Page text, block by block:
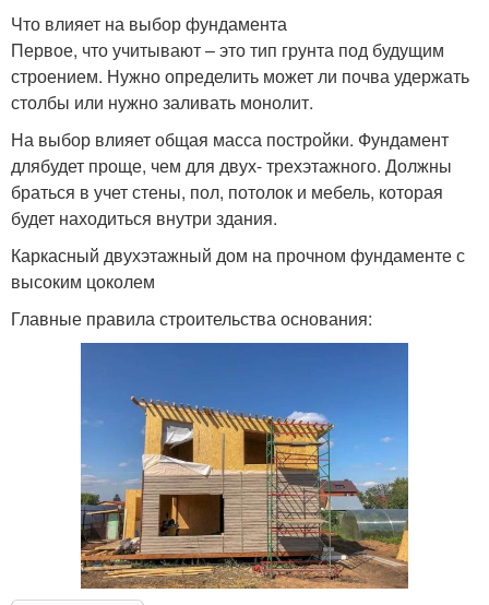
Что влияет на выбор фундамента
Первое, что учитывают – это тип грунта под будущим
строением. Нужно определить может ли почва удержать
столбы или нужно заливать монолит.
На выбор влияет общая масса постройки. Фундамент
длябудет проще, чем для двух- трехэтажного. Должны
браться в учет стены, пол, потолок и мебель, которая
будет находиться внутри здания.
Каркасный двухэтажный дом на прочном фундаменте с
высоким цоколем
Главные правила строительства основания: